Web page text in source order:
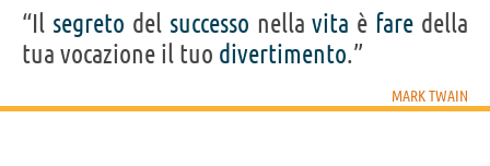
“Il segreto del successo nellavita è fare della
tua vocazione il tuo divertimento.”
MARK TWAIN